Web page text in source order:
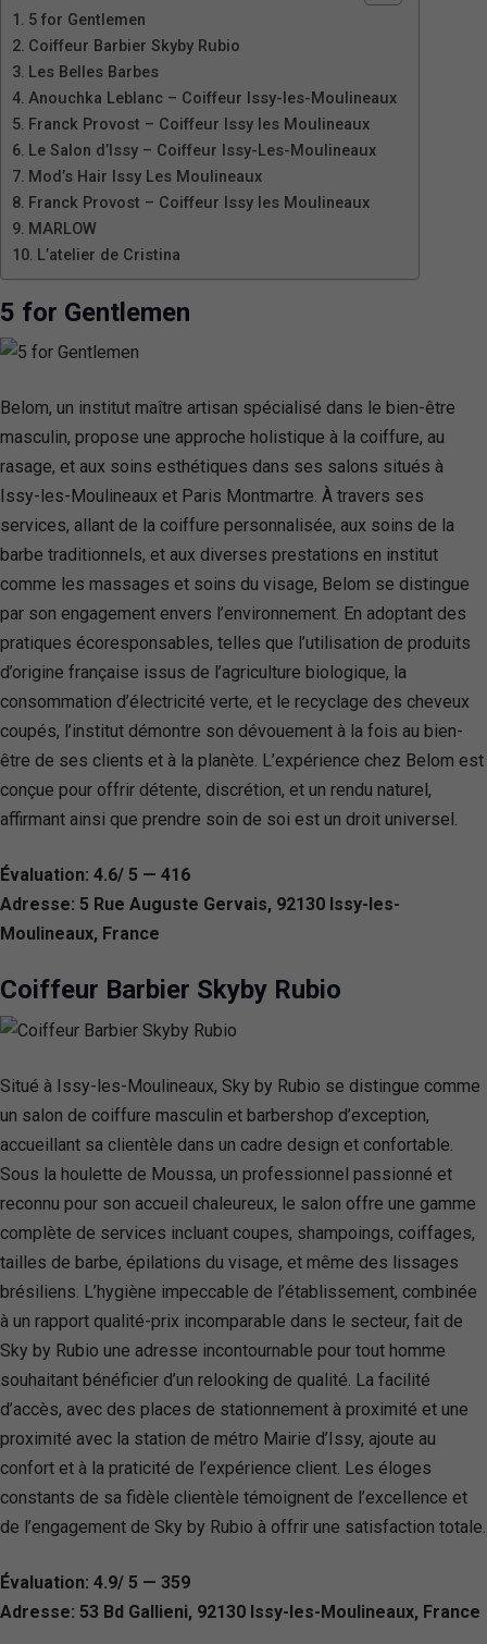
5 for Gentlemen
Coiffeur Barbier Skyby Rubio
Les Belles Barbes
Anouchka Leblanc – Coiffeur Issy-les-Moulineaux
Franck Provost – Coiffeur Issy les Moulineaux
Le Salon d’Issy – Coiffeur Issy-Les-Moulineaux
Mod’s Hair Issy Les Moulineaux
Franck Provost – Coiffeur Issy les Moulineaux
MARLOW
L’atelier de Cristina
5 for Gentlemen
Belom, un institut maître artisan spécialisé dans le bien-être
masculin, propose une approche holistique à la coiffure, au
rasage, et aux soins esthétiques dans ses salons situés à
Issy-les-Moulineaux et Paris Montmartre. À travers ses
services, allant de la coiffure personnalisée, aux soins de la
barbe traditionnels, et aux diverses prestations en institut
comme les massages et soins du visage, Belom se distingue
par son engagement envers l’environnement. En adoptant des
pratiques écoresponsables, telles que l’utilisation de produits
d’origine française issus de l’agriculture biologique, la
consommation d’électricité verte, et le recyclage des cheveux
coupés, l’institut démontre son dévouement à la fois au bien-
être de ses clients et à la planète. L’expérience chez Belom est
conçue pour offrir détente, discrétion, et un rendu naturel,
affirmant ainsi que prendre soin de soi est un droit universel.
Évaluation: 4.6/ 5 — 416
Adresse: 5 Rue Auguste Gervais, 92130 Issy-les-
Moulineaux, France
Coiffeur Barbier Skyby Rubio
Situé à Issy-les-Moulineaux, Sky by Rubio se distingue comme
un salon de coiffure masculin et barbershop d’exception,
accueillant sa clientèle dans un cadre design et confortable.
Sous la houlette de Moussa, un professionnel passionné et
reconnu pour son accueil chaleureux, le salon offre une gamme
complète de services incluant coupes, shampoings, coiffages,
tailles de barbe, épilations du visage, et même des lissages
brésiliens. L’hygiène impeccable de l’établissement, combinée
à un rapport qualité-prix incomparable dans le secteur, fait de
Sky by Rubio une adresse incontournable pour tout homme
souhaitant bénéficier d’un relooking de qualité. La facilité
d’accès, avec des places de stationnement à proximité et une
proximité avec la station de métro Mairie d’Issy, ajoute au
confort et à la praticité de l’expérience client. Les éloges
constants de sa fidèle clientèle témoignent de l’excellence et
de l’engagement de Sky by Rubio à offrir une satisfaction totale.
Évaluation: 4.9/ 5 — 359
Adresse: 53 Bd Gallieni, 92130 Issy-les-Moulineaux, France